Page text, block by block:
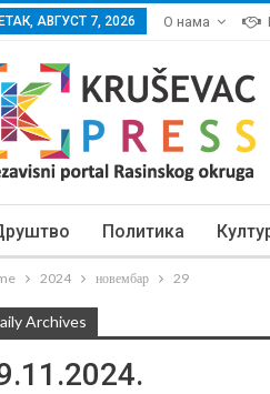
АВГУСТ 7, 2026 О нама
Политика
2024 новембар 29
Archives